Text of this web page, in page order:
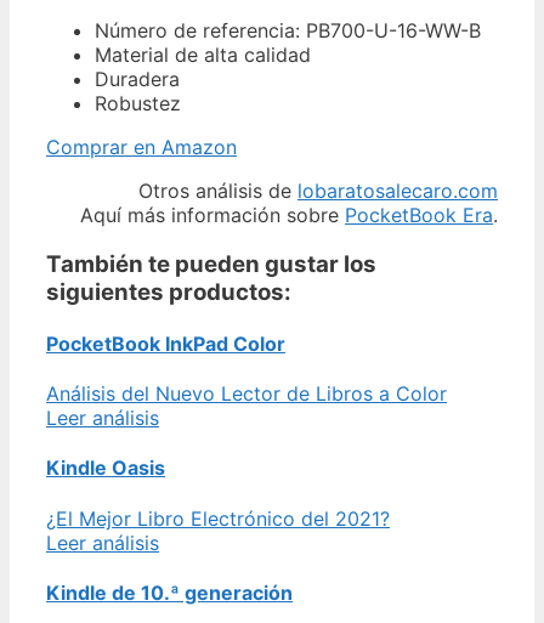
Número de referencia: PB700-U-16-WW-B
Material de alta calidad
Duradera
Robustez
Comprar en Amazon
Otros análisis de lobaratosalecaro.com
Aquí más información sobre PocketBook Era.
También te pueden gustar los
siguientes productos:
PocketBook InkPad Color
Análisis del Nuevo Lector de Libros a Color
Leer análisis
Kindle Oasis
¿El Mejor Libro Electrónico del 2021?
Leer análisis
Kindle de 10.ª generación